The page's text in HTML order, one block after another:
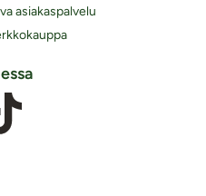
asiakaspalvelu